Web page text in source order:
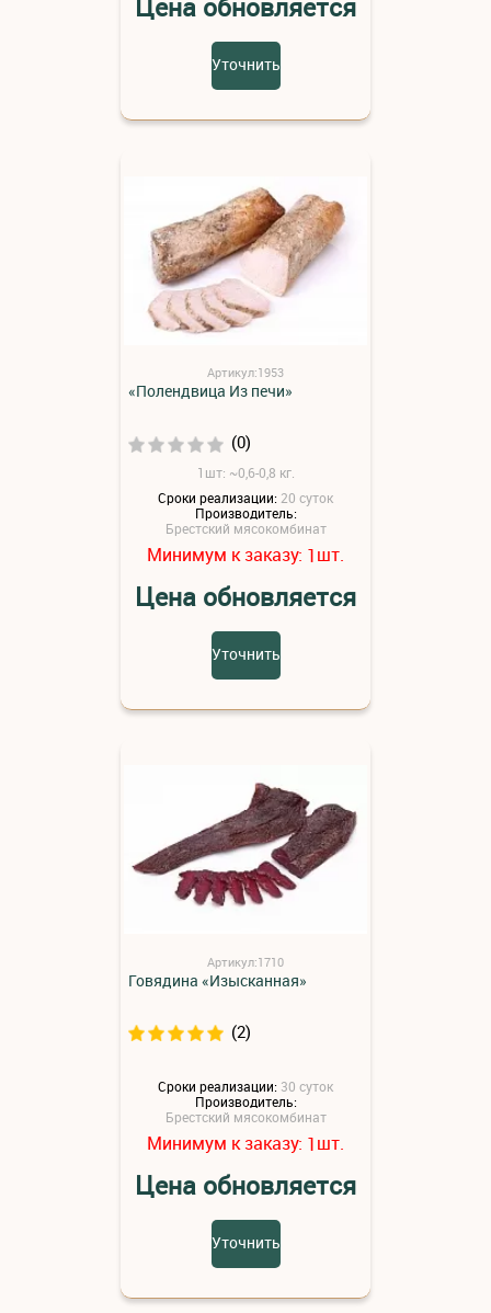
Цена обновляется
Уточнить
Артикул:1953
«Полендвица Из печи»
(0)
1шт: ~0,6-0,8 кг.
Сроки реализации: 20 суток
Производитель:
Брестский мясокомбинат
Минимум к заказу: 1шт.
Цена обновляется
Уточнить
Артикул:1710
Говядина «Изысканная»
(2)
Сроки реализации: 30 суток
Производитель:
Брестский мясокомбинат
Минимум к заказу: 1шт.
Цена обновляется
Уточнить